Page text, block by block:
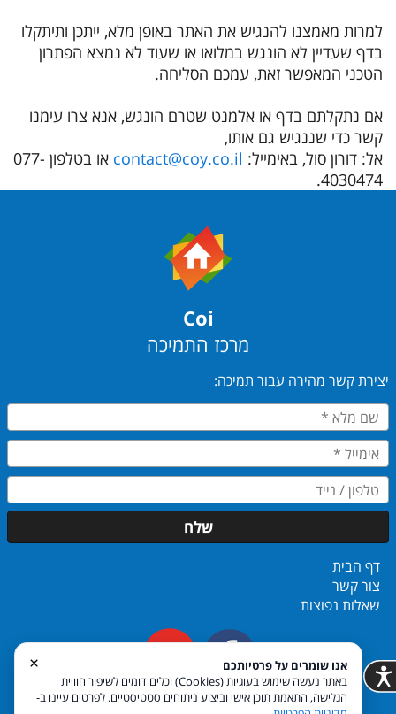
למרות מאמצנו להנגיש את האתר באופן מלא, ייתכן ותיתקלו
בדף שעדיין לא הונגש במלואו או שעוד לא נמצא הפתרון
הטכני המאפשר זאת, עמכם הסליחה.
אם נתקלתם בדף או אלמנט שטרם הונגש, אנא צרו עימנו
קשר כדי שננגיש גם אותו,
אל: דורון סול, באימייל: contact@coy.co.il
או בטלפון 077-
4030474.
Coi
מרכז התמיכה
יצירת קשר מהירה עבור תמיכה:
שלח
דף הבית
צור קשר
שאלות נפוצות
×
אנו שומרים על פרטיותכם
באתר נעשה שימוש בעוגיות (Cookies) וכלים דומים לשיפור חוויית
הגלישה, התאמת תוכן אישי וביצוע ניתוחים סטטיסטיים. לפרטים עיינו ב-